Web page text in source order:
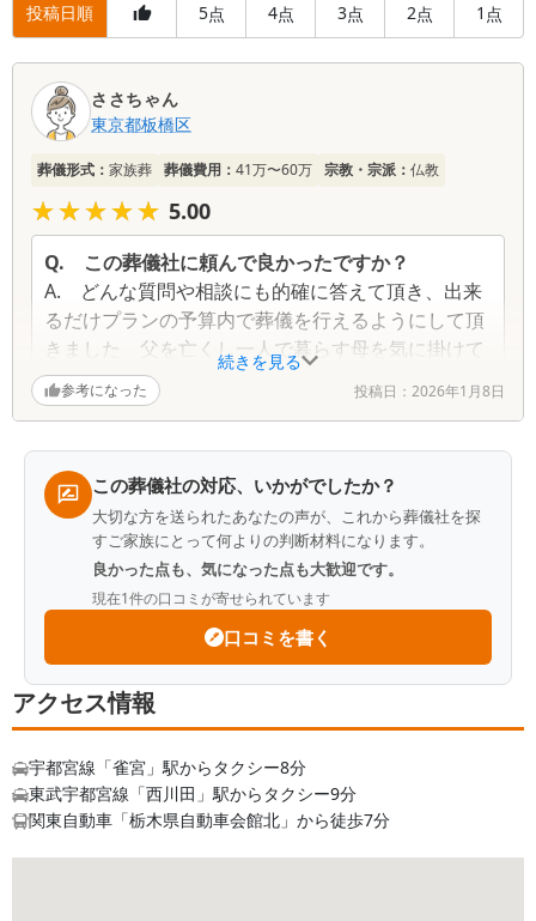
投稿日順 5点 4点 3点 2点 1 点
口
続きを見る
ささちゃん
東京都板橋区
葬儀形式： 家族葬 葬儀費用： 41万〜60万 宗教・宗派： 仏教
★★★★★
★★★★★ 5.00
Q. この葬儀社に頼んで良かったですか？
A. どんな質問や相談にも的確に答えて頂き、出来
るだけプランの予算内で葬儀を行えるようにして頂
きました 父を亡くし一人で暮らす母を気に掛けて
くれ葬儀後も親戚のように思えるお付き合いをさせ
てもらってます
Q.この葬儀社が改善するべき点はありますか？
A.少し駐車場が狭く坂になっているのと、時間帯
で交通量が多く出入りしにくかった。
故人との思い出を一つ教えてください
高齢の両親二人で暮らしていましたが、1年程
入退院を繰り返していた父が急に亡くなりまし
た。 申し訳ない気持ちで母に看病を任せっきりに
してしまいました。亡くなった父にも毎日看病をし
ていてくれた母にも親孝行が出来ず後悔しかありま
せん。
Q.葬儀社をどのように探しましたか？
A.急な事だったので、携帯でネットから口コミの
良い所を探しました 孫達が満点の口コミは逆に嘘
っぽいと言い出し数字だけではなく、コメントを読
参考になった 投稿日： 2026年1月8日
この葬儀社の対応、いかがでしたか？
大切な方を送られたあなたの声が、これから葬儀社を探
すご家族にとって何よりの判断材料になります。
良かった点も、気になった点も大歓迎です。
現在1件の口コミが寄せられています
口コミを書く
アクセス情報
宇都宮線「雀宮」駅からタクシー8分
東武宇都宮線「西川田」駅からタクシー9分
関東自動車「栃木県自動車会館北」から徒歩7分